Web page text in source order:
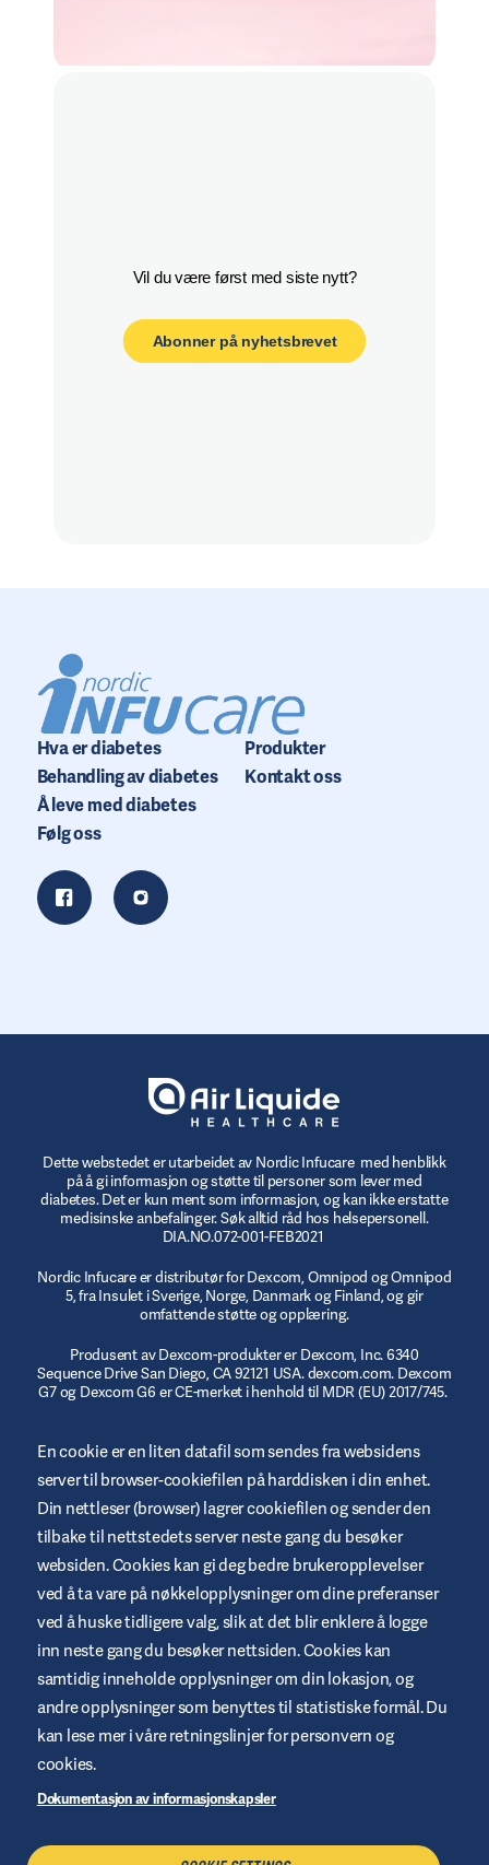
Vil du være først med siste nytt?
Abonner på nyhetsbrevet
Hva er diabetes
Behandling av diabetes
Å leve med diabetes
Produkter
Kontakt oss
Følg oss
Dette webstedet er utarbeidet av Nordic Infucare med henblikk
på å gi informasjon og støtte til personer som lever med
diabetes. Det er kun ment som informasjon, og kan ikke erstatte
medisinske anbefalinger. Søk alltid råd hos helsepersonell.
DIA.NO.072-001-FEB2021
Nordic Infucare er distributør for Dexcom, Omnipod og Omnipod
5, fra Insulet i Sverige, Norge, Danmark og Finland, og gir
omfattende støtte og opplæring.
Produsent av Dexcom-produkter er Dexcom, Inc. 6340
Sequence Drive San Diego, CA 92121 USA. dexcom.com. Dexcom
G7 og Dexcom G6 er CE-merket i henhold til MDR (EU) 2017/745.
Omnipod-logoen, DASH, DASH-logoen og Podder er varemerker
eller registrerte varemerker som tilhører Insulet Corporation i
USA og andre jurisdiksjoner. myomnipod.com. Omnipod DASH
og Omnipod 5 er CE-merket i henhold til MDR (EU) 2017/745.
Betingelser og vilkår for websted
Retningslinjer for personvern
Cookies
Juridisk merknad
En cookie er en liten datafil som sendes fra websidens
server til browser-cookiefilen på harddisken i din enhet.
Din nettleser (browser) lagrer cookiefilen og sender den
tilbake til nettstedets server neste gang du besøker
websiden. Cookies kan gi deg bedre brukeropplevelser
ved å ta vare på nøkkelopplysninger om dine preferanser
ved å huske tidligere valg, slik at det blir enklere å logge
inn neste gang du besøker nettsiden. Cookies kan
samtidig inneholde opplysninger om din lokasjon, og
andre opplysninger som benyttes til statistiske formål. Du
kan lese mer i våre retningslinjer for personvern og
cookies.
Dokumentasjon av informasjonskapsler